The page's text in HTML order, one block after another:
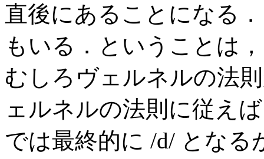
直後にあることになる
もいる．ということは
むしろヴェルネルの法
ェルネルの法則に従え
では最終的に /d/ となる